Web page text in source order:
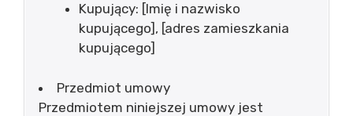
Kupujący: [Imię i nazwisko
kupującego], [adres zamieszkania
kupującego]
Przedmiot umowy
Przedmiotem niniejszej umowy jest